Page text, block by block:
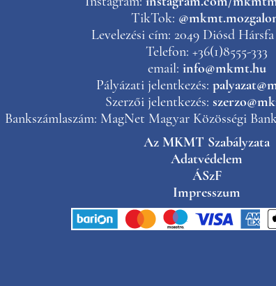
TikTok:
Levelezési cím: 2049 Diósd
Telefon: +36(1)8555-333
email: info@mkmt.hu
Pályázati jelentkezés:
Szerzői jelentkezés:
Bankszámlaszám: MagNet Magyar Közösségi
Az MKMT Szabályzata
Adatvédelem
ÁSzF
Impresszum